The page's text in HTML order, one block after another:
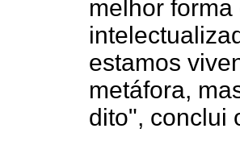
melhor
estamos
metáfora,
dito", conclui